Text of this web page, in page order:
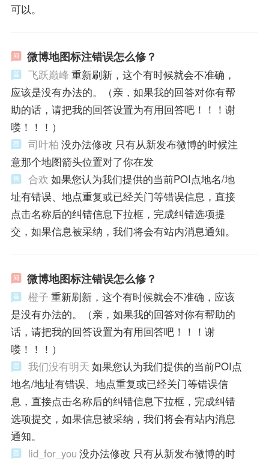
可以。
微博地图标注错误怎么修？
飞跃巅峰 重新刷新，这个有时候就会不准确，
应该是没有办法的。（亲，如果我的回答对你有帮
助的话，请把我的回答设置为有用回答吧！！！谢
喽！！！）
司叶柏 没办法修改 只有从新发布微博的时候注
意那个地图箭头位置对了你在发
合欢 如果您认为我们提供的当前POI点地名/地
址有错误、地点重复或已经关门等错误信息，直接
点击名称后的纠错信息下拉框，完成纠错选项提
交，如果信息被采纳，我们将会有站内消息通知。
微博地图标注错误怎么修？
橙子 重新刷新，这个有时候就会不准确，应该
是没有办法的。（亲，如果我的回答对你有帮助的
话，请把我的回答设置为有用回答吧！！！谢
喽！！！）
我们没有明天 如果您认为我们提供的当前POI点
地名/地址有错误、地点重复或已经关门等错误信
息，直接点击名称后的纠错信息下拉框，完成纠错
选项提交，如果信息被采纳，我们将会有站内消息
通知。
lid_for_you 没办法修改 只有从新发布微博的时